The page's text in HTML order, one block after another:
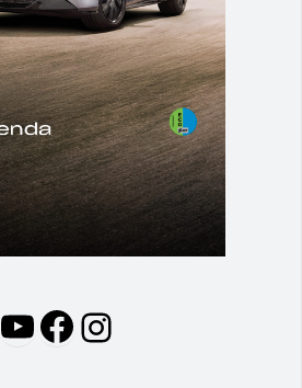
YouTube
Facebook
Instagram